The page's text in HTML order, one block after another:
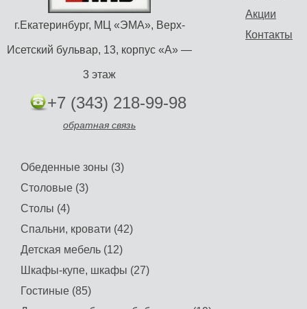
Акции
Контакты
г.Екатеринбург, МЦ «ЭМА», Верх-
Исетский бульвар, 13, корпус «А» —
3 этаж
+7 (343) 218-99-98
обратная связь
Обеденные зоны (3)
Столовые (3)
Столы (4)
Спальни, кровати (42)
Детская мебель (12)
Шкафы-купе, шкафы (27)
Гостиные (85)